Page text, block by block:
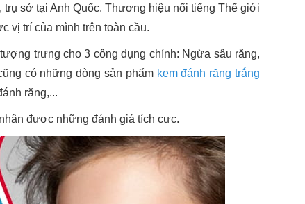
sở tại Anh Quốc. Thương hiệu nổi tiếng Thế giới
vị trí của mình trên toàn cầu.
trưng cho 3 công dụng chính: Ngừa sâu răng,
có những dòng sản phẩm kem đánh răng trắng
răng,...
được những đánh giá tích cực.